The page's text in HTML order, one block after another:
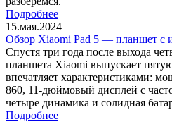
Подробнее
15.мая.2024
Обзор Xiaomi Pad 5 — планшет с
Спустя три года после выхода
планшета Xiaomi выпускает
впечатляет характеристиками:
860, 11-дюймовый дисплей с
четыре динамика и солидная
Подробнее